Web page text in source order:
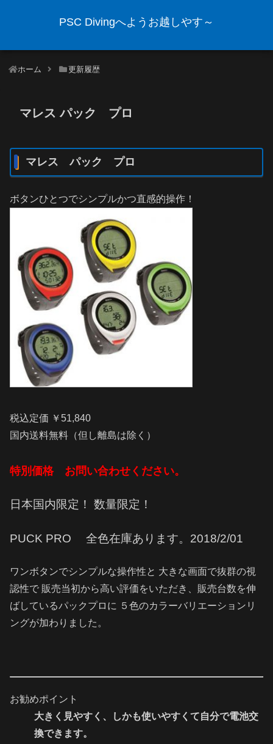
PSC Divingへようお越しやす～
ホーム 更新履歴
マレス パック プロ
マレス パック プロ
ボタンひとつでシンプルかつ直感的操作！
税込定価 ￥51,840
国内送料無料（但し離島は除く）
特別価格 お問い合わせください。
日本国内限定！ 数量限定！
PUCK PRO 全色在庫あります。2018/2/01
ワンボタンでシンプルな操作性と 大きな画面で抜群の視
認性で 販売当初から高い評価をいただき、販売台数を伸
ばしているパックプロに ５色のカラーバリエーションリ
ングが加わりました。
お勧めポイント
大きく見やすく、しかも使いやすくて自分で電池交
換できます。